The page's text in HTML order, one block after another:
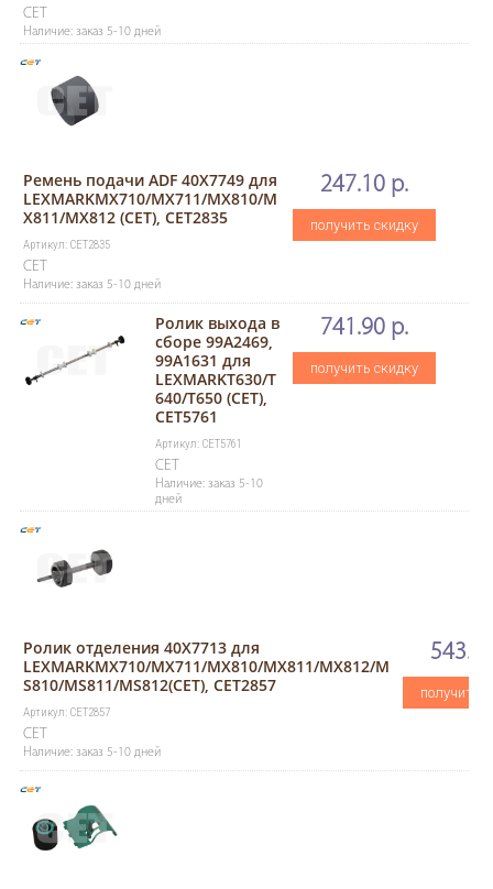
CET
Наличие: заказ 5-10 дней
Ремень подачи ADF 40X7749 для
LEXMARKMX710/MX711/MX810/M
X811/MX812 (CET), CET2835
Артикул: CET2835
CET
Наличие: заказ 5-10 дней
247.10 р.
получить скидку
Ролик выхода в
сборе 99A2469,
99A1631 для
LEXMARKT630/T
640/T650 (CET),
CET5761
Артикул: CET5761
CET
Наличие: заказ 5-10
дней
741.90 р.
получить скидку
Ролик отделения 40X7713 для
LEXMARKMX710/MX711/MX810/MX811/MX812/M
S810/MS811/MS812(CET), CET2857
Артикул: CET2857
CET
Наличие: заказ 5-10 дней
получить